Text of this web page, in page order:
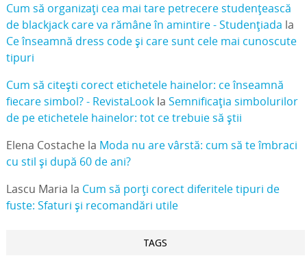
Cum să organizați cea mai tare petrecere studențească
de blackjack care va rămâne în amintire - Studențiada la
Ce înseamnă dress code și care sunt cele mai cunoscute
tipuri
Cum să citești corect etichetele hainelor: ce înseamnă
fiecare simbol? - RevistaLookla Semnificația simbolurilor
de pe etichetele hainelor: tot ce trebuie să știi
Elena Costachela Moda nu are vârstă: cum să te îmbraci
cu stil și după 60 de ani?
Lascu Maria la Cum să porți corect diferitele tipuri de
fuste: Sfaturi și recomandări utile
TAGS